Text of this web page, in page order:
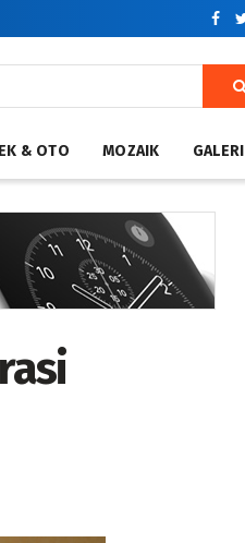
& OTO MOZAIK GALERI